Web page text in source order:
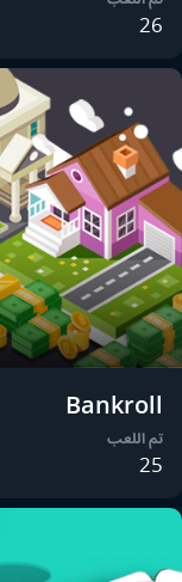
26
Bankroll
تم اللعب
25